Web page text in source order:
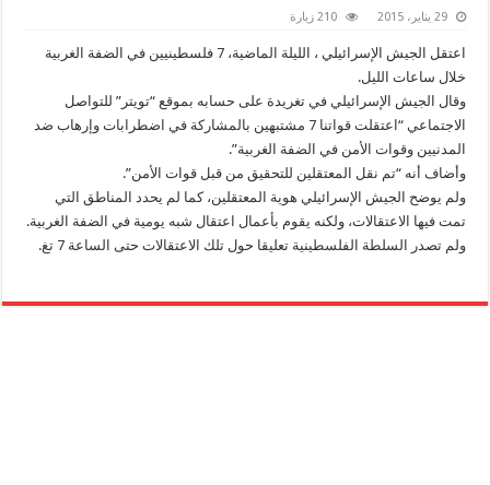
29 يناير، 2015 210 زيارة
اعتقل الجيش الإسرائيلي ، الليلة الماضية، 7 فلسطينيين في الضفة الغربية
خلال ساعات الليل.
وقال الجيش الإسرائيلي في تغريدة على حسابه بموقع “تويتر” للتواصل
الاجتماعي “اعتقلت قواتنا 7 مشتبهين بالمشاركة في اضطرابات وإرهاب ضد
المدنيين وقوات الأمن في الضفة الغربية”.
وأضاف أنه “تم نقل المعتقلين للتحقيق من قبل قوات الأمن”.
ولم يوضح الجيش الإسرائيلي هوية المعتقلين، كما لم يحدد المناطق التي
تمت فيها الاعتقالات، ولكنه يقوم بأعمال اعتقال شبه يومية في الضفة الغربية.
ولم تصدر السلطة الفلسطينية تعليقا حول تلك الاعتقالات حتى الساعة 7 تغ.